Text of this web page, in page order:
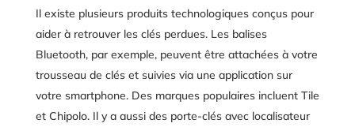
Il existe plusieurs produits technologiques conçus pour
aider à retrouver les clés perdues. Les balises
Bluetooth, par exemple, peuvent être attachées à votre
trousseau de clés et suivies via une application sur
votre smartphone. Des marques populaires incluent Tile
et Chipolo. Il y a aussi des porte-clés avec localisateur